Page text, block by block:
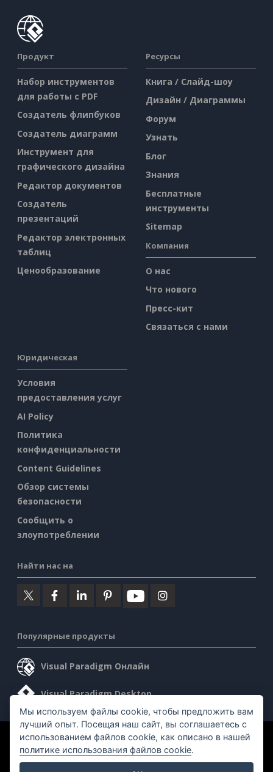
Продукт
Набор инструментов
для работы с PDF
Создатель флипбуков
Создатель диаграмм
Инструмент для
графического дизайна
Редактор документов
Создатель
презентаций
Редактор электронных
таблиц
Ценообразование
Ресурсы
Книга / Слайд-шоу
Дизайн / Диаграммы
Форум
Узнать
Блог
Знания
Бесплатные
инструменты
Sitemap
Компания
О нас
Что нового
Пресс-кит
Связаться с нами
Юридическая
Условия
предоставления услуг
AI Policy
Политика
конфиденциальности
Content Guidelines
Обзор системы
безопасности
Сообщить о
злоупотреблении
Найти нас на
Популярные продукты
Visual Paradigm Онлайн
Visual Paradigm Desktop
©2026 by Visual Paradigm. Все права защищены.
Мы используем файлы cookie, чтобы предложить вам
лучший опыт. Посещая наш сайт, вы соглашаетесь с
использованием файлов cookie, как описано в нашей
политике использования файлов cookie.